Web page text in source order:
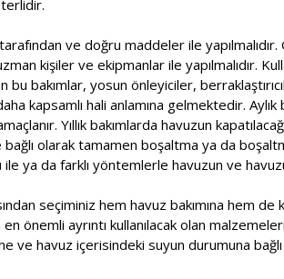
ve doğru maddeler ile yapılmalıdır.
kişiler ve ekipmanlar ile yapılmalıdır.
bu bakımlar, yosun önleyiciler,
kapsamlı hali anlamına gelmektedir.
Yıllık bakımlarda havuzun
olarak tamamen boşaltma ya da
ya da farklı yöntemlerle havuzun ve
seçiminiz hem havuz bakımına hem
önemli ayrıntı kullanılacak olan
ve havuz içerisindeki suyun durumuna